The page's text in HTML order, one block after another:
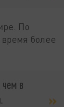
По
более
чем в